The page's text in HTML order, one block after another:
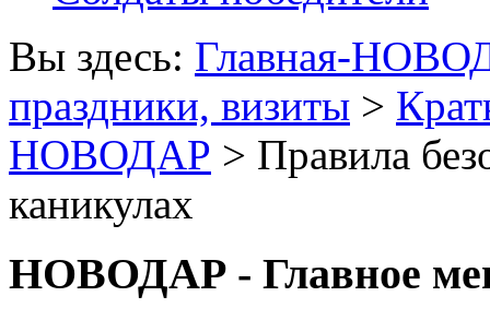
Вы здесь: Главная-
праздники, визиты >
НОВОДАР > Правила
каникулах
НОВОДАР - Главное